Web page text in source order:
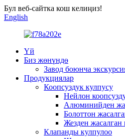
Бул веб-сайтка кош келиңиз!
English
Үй
Биз жөнүндө
Завод боюнча
Продукциялар
Коопсуздук кулпусу
Нейлон
Алюминийден
Болоттон
Жезден жасалган
Клапанды кулпулоо